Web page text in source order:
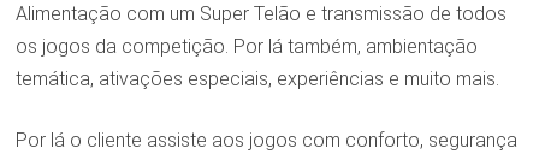
Alimentação com um Super Telão e transmissão de todos
os jogos da competição. Por lá também, ambientação
temática, ativações especiais, experiências e muito mais.
Por lá o cliente assiste aos jogos com conforto, segurança